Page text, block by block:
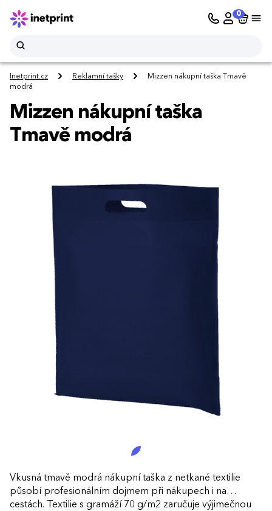
0
Inetprint.cz Reklamní tašky
Mizzen nákupní taška Tmavě
modrá
Mizzen nákupní taška
Tmavě modrá
Vkusná tmavě modrá nákupní taška z netkané textilie
působí profesionálním dojmem při nákupech i na
cestách. Textilie s gramáží 70 g/m2 zaručuje výjimečnou